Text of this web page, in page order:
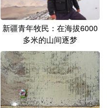
新疆青年牧民：在海拔6000
多米的山间逐梦